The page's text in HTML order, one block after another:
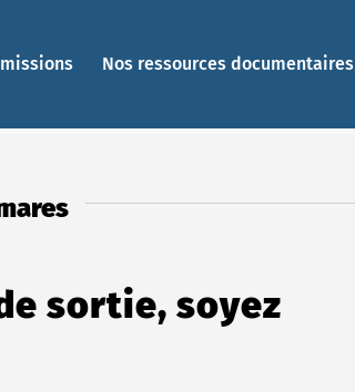
Nos ressources documentaires
sortie, soyez